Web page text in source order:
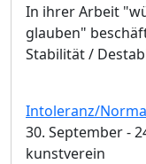
In ihrer Arbeit
glauben"
Stabilität /
Intoleranz/
30. September -
kunstverein